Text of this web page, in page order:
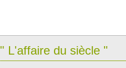
" L'affaire du siècle "